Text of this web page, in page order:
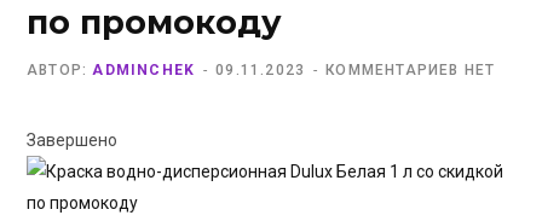
по промокоду
АВТОР: ADMINCHEK 09.11.2023 КОММЕНТАРИЕВ НЕТ
Завершено